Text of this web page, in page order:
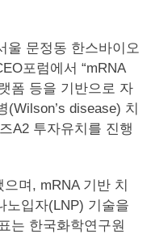
울 문정동 한스바이오
포럼에서 “mRNA
폼 등을 기반으로 자
disease) 치
A2 투자유치를 진행
며, mRNA 기반 치
노입자(LNP) 기술을
는 한국화학연구원